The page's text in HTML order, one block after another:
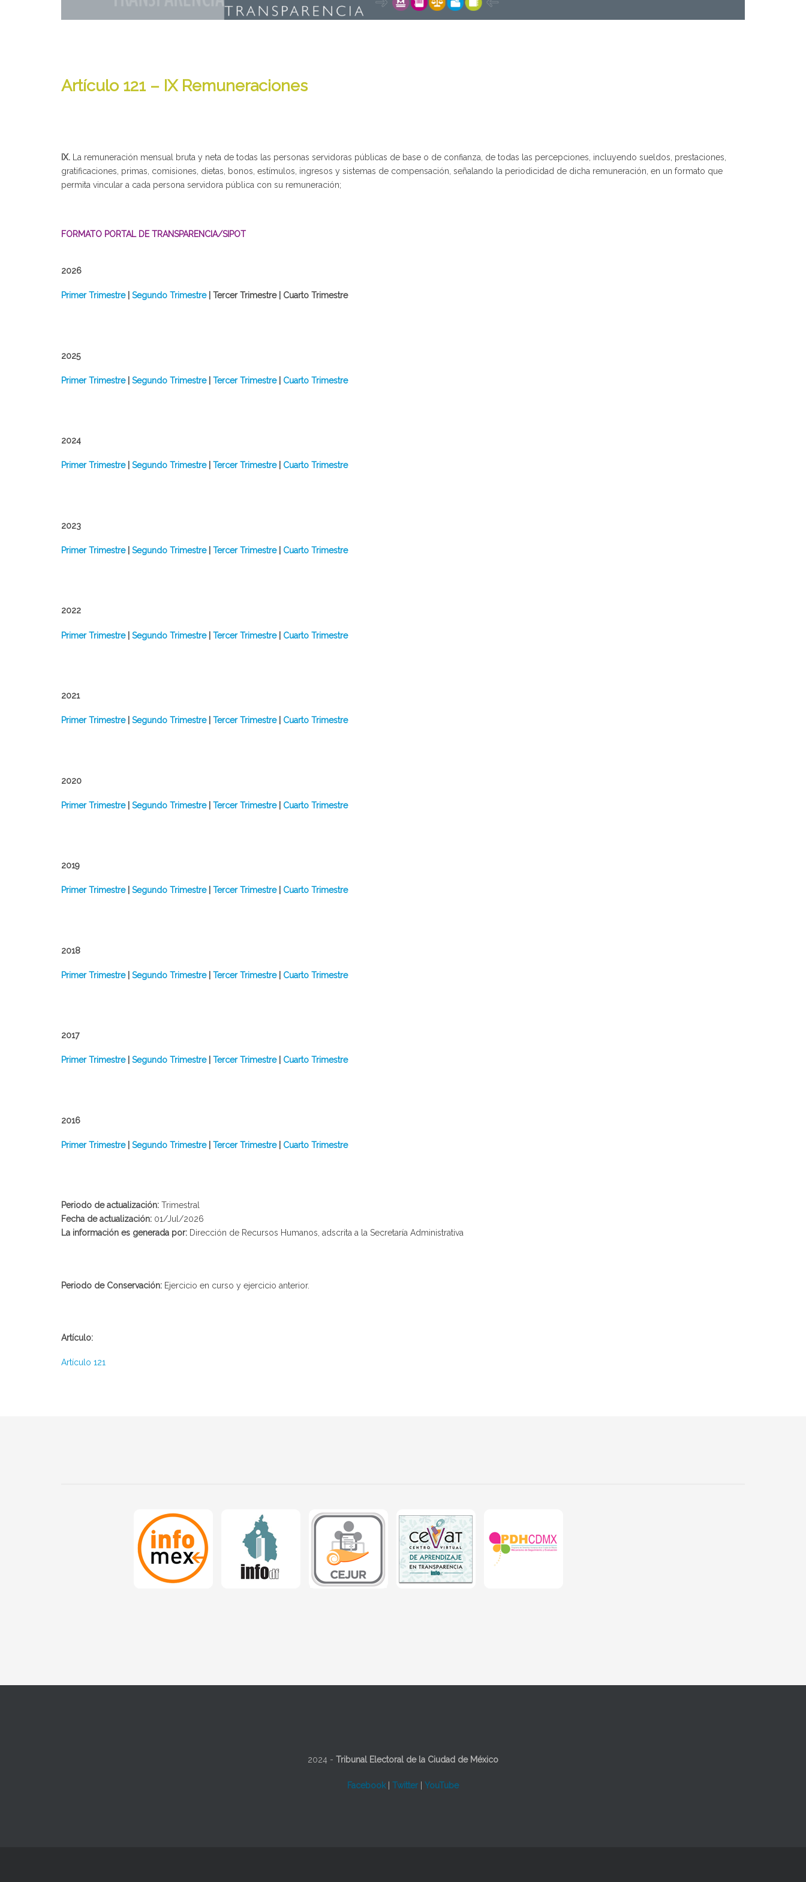
Artículo 121 – IX Remuneraciones
IX.
La remuneración mensual bruta y neta de todas las personas servidoras públicas de base o de confianza, de todas las percepciones, incluyendo sueldos, prestaciones,
gratificaciones, primas, comisiones, dietas, bonos, estímulos, ingresos y sistemas de compensación, señalando la periodicidad de dicha remuneración, en un formato que
permita vincular a cada persona servidora pública con su remuneración;
FORMATO PORTAL DE TRANSPARENCIA/SIPOT
2026
​Primer Trimestre Segundo Trimestre| Tercer Trimestre | Cuarto Trimestre
2025
Primer Trimestre| Segundo Trimestre| Tercer Trimestre| Cuarto Trimestre
2024
​Primer Trimestre| Segundo Trimestre| Tercer Trimestre| Cuarto Trimestre
2023
​Primer Trimestre| Segundo Trimestre| Tercer Trimestre Cuarto Trimestre
2022
​Primer Trimestre| Segundo Trimestre| Tercer Trimestre| Cuarto Trimestre
2021
Primer Trimestre| Segundo Trimestre| Tercer Trimestre| Cuarto Trimestre
2020
Primer Trimestre| Segundo Trimestre| Tercer Trimestre Cuarto Trimestre
2019
Primer Trimestre| Segundo Trimestre| Tercer Trimestre| Cuarto Trimestre
2018
Primer Trimestre| Segundo Trimestre| Tercer Trimestre| Cuarto Trimestre
2017
Primer Trimestre| Segundo Trimestre| Tercer Trimestre| Cuarto Trimestre
2016
Primer Trimestre Segundo Trimestre| Tercer Trimestre| Cuarto Trimestre
Periodo de actualización: Trimestral
Fecha de actualización: 01/Jul/2026
La información es generada por: Dirección de Recursos Humanos, adscrita a la Secretaría Administrativa
Periodo de Conservación: Ejercicio en curso y ejercicio anterior.
Artículo:
Artículo 121
2024 - Tribunal Electoral de la Ciudad de México
Facebook| Twitter YouTube